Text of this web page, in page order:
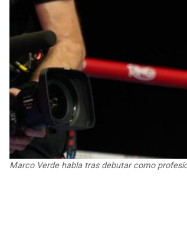
Marco Verde habla tras debutar como